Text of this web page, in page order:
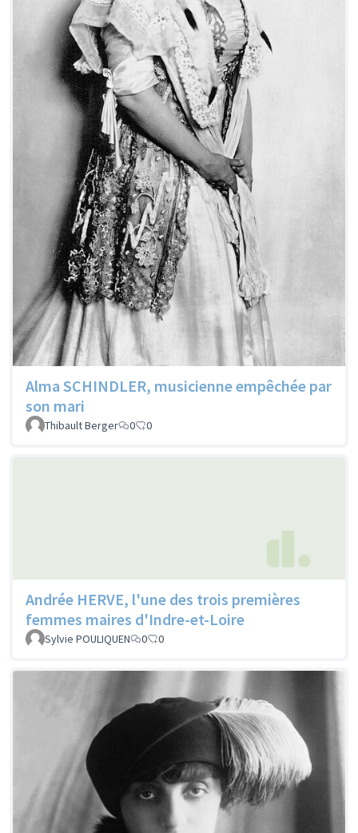
Alma SCHINDLER, musicienne empêchée par
son mari
Thibault Berger 0 0
Andrée HERVE, l'une des trois premières
femmes maires d'Indre-et-Loire
Sylvie POULIQUEN 0 0